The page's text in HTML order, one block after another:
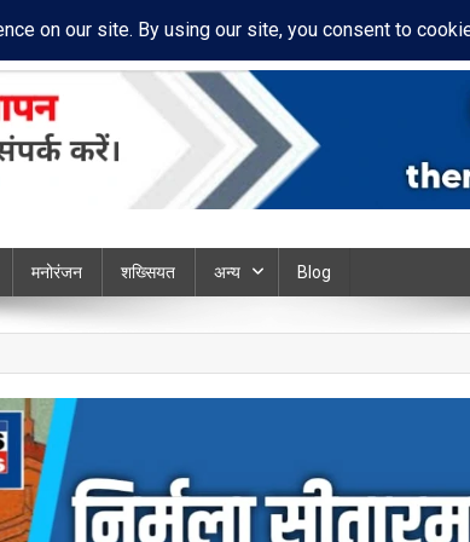
Policy Disclaimer
chandauli
मनोरंजन शख्सियत अन्य Blog